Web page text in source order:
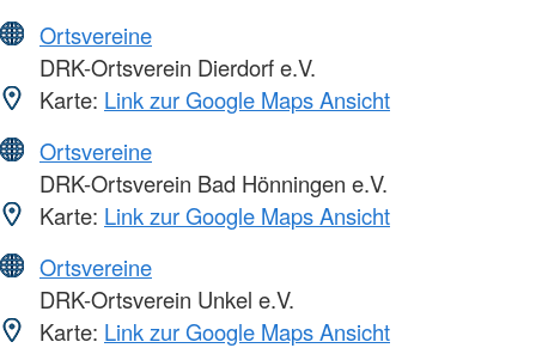
Ortsvereine
DRK-Ortsverein Dierdorf e.V.
Karte: Link zur Google Maps Ansicht
Ortsvereine
DRK-Ortsverein Bad Hönningen e.V.
Karte: Link zur Google Maps Ansicht
Ortsvereine
DRK-Ortsverein Unkel e.V.
Karte: Link zur Google Maps Ansicht